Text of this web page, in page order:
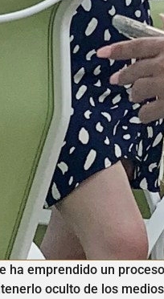
ha emprendido un
oculto de los